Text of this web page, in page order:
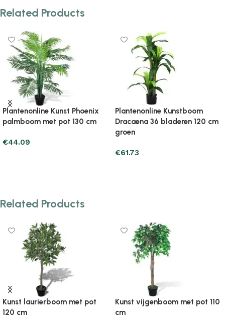
Related Products
cm
Plantenonline Kunstboom
Dracaena 36 bladeren 180 cm
Plantenonline
756 bladeren 150 cm
Related Products
Kunst laurierboom met pot
120 cm
Kunst vijgenboom met pot 110
cm